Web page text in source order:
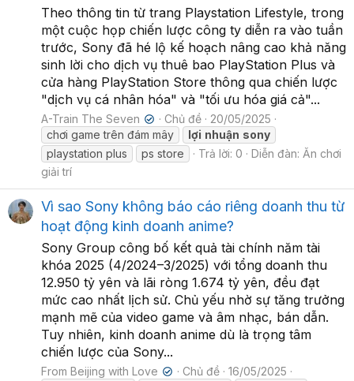
Theo thông tin từ trang Playstation Lifestyle, trong
một cuộc họp chiến lược công ty diễn ra vào tuần
trước, Sony đã hé lộ kế hoạch nâng cao khả năng
sinh lời cho dịch vụ thuê bao PlayStation Plus và
cửa hàng PlayStation Store thông qua chiến lược
"dịch vụ cá nhân hóa" và "tối ưu hóa giá cả"...
A-Train The Seven ✔ Chủ đề
20/05/2025
chơi game trên đám mây
lợi nhuận sony
playstation plus
ps store Trả lời: 0 Diễn đàn: Ăn chơi
giải trí
Vì sao Sony không báo cáo riêng doanh thu từ
hoạt động kinh doanh anime?
Sony Group công bố kết quả tài chính năm tài
khóa 2025 (4/2024–3/2025) với tổng doanh thu
12.950 tỷ yên và lãi ròng 1.674 tỷ yên, đều đạt
mức cao nhất lịch sử. Chủ yếu nhờ sự tăng trưởng
mạnh mẽ của video game và âm nhạc, bán dẫn.
Tuy nhiên, kinh doanh anime dù là trọng tâm
chiến lược của Sony...
From Beijing with Love ✔ Chủ đề
16/05/2025